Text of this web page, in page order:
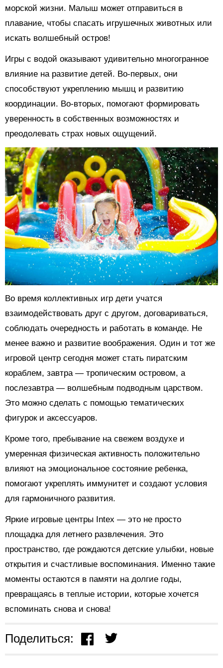
морской жизни. Малыш может отправиться в
плавание, чтобы спасать игрушечных животных или
искать волшебный остров!
Игры с водой оказывают удивительно многогранное
влияние на развитие детей. Во-первых, они
способствуют укреплению мышц и развитию
координации. Во-вторых, помогают формировать
уверенность в собственных возможностях и
преодолевать страх новых ощущений.
Во время коллективных игр дети учатся
взаимодействовать друг с другом, договариваться,
соблюдать очередность и работать в команде. Не
менее важно и развитие воображения. Один и тот же
игровой центр сегодня может стать пиратским
кораблем, завтра — тропическим островом, а
послезавтра — волшебным подводным царством.
Это можно сделать с помощью тематических
фигурок и аксессуаров.
Кроме того, пребывание на свежем воздухе и
умеренная физическая активность положительно
влияют на эмоциональное состояние ребенка,
помогают укреплять иммунитет и создают условия
для гармоничного развития.
Яркие игровые центры Intex — это не просто
площадка для летнего развлечения. Это
пространство, где рождаются детские улыбки, новые
открытия и счастливые воспоминания. Именно такие
моменты остаются в памяти на долгие годы,
превращаясь в теплые истории, которые хочется
вспоминать снова и снова!
Поделиться: